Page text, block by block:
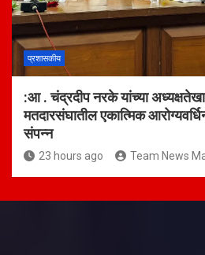
प्रशासकीय
:आ . चंद्रदीप नरके यांच्या
मतदारसंघातील एकात्मिक
संपन्न
23 hours ago Team News